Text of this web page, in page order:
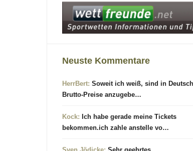
Neuste Kommentare
HerrBert: Soweit ich weiß, sind in
Brutto-Preise anzugebe…
Kock: Ich habe gerade meine Tickets
bekommen.ich zahle anstelle vo…